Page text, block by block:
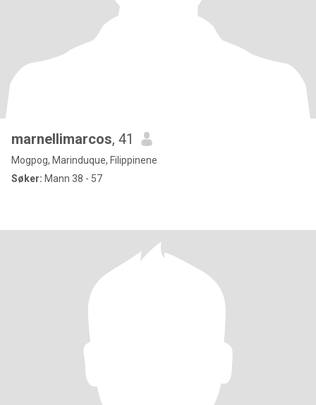
marnellimarcos, 41
Mogpog, Marinduque, Filippinene
Søker: Mann 38 - 57